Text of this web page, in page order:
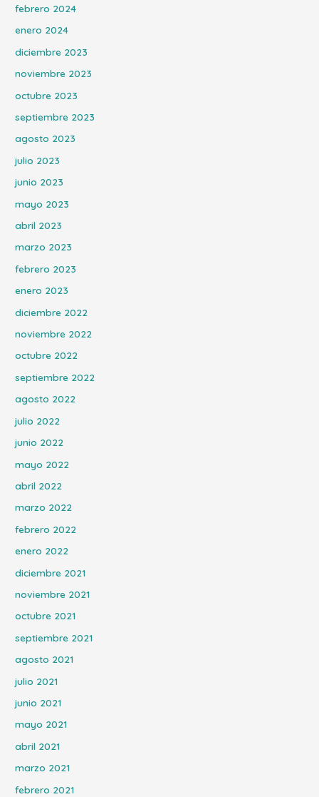
febrero 2024
enero 2024
diciembre 2023
noviembre 2023
octubre 2023
septiembre 2023
agosto 2023
julio 2023
junio 2023
mayo 2023
abril 2023
marzo 2023
febrero 2023
enero 2023
diciembre 2022
noviembre 2022
octubre 2022
septiembre 2022
agosto 2022
julio 2022
junio 2022
mayo 2022
abril 2022
marzo 2022
febrero 2022
enero 2022
diciembre 2021
noviembre 2021
octubre 2021
septiembre 2021
agosto 2021
julio 2021
junio 2021
mayo 2021
abril 2021
marzo 2021
febrero 2021